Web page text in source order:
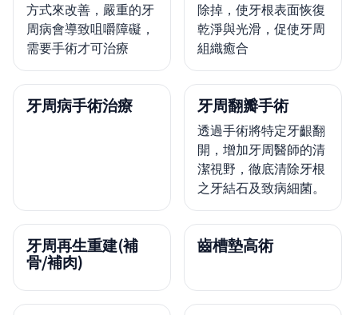
方式來改善，嚴重的牙
周病會導致咀嚼障礙，
需要手術才可治療
除掉，使牙根表面恢復
乾淨與光滑，促使牙周
組織癒合
牙周病手術治療 牙周翻瓣手術
透過手術將特定牙齦翻
開，增加牙周醫師的清
潔視野，徹底清除牙根
之牙結石及致病細菌。
牙周再生重建(補
骨/補肉)
齒槽墊高術